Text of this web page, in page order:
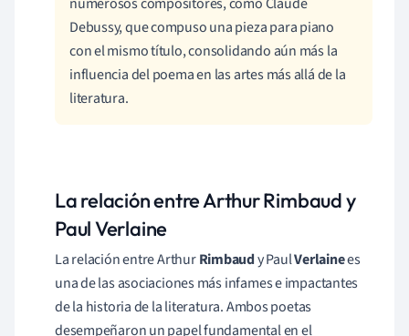
Debussy, que compuso una pieza para piano
con el mismo título, consolidando aún más la
influencia del poema en las artes más allá de la
literatura.
La relación entre Arthur Rimbaud y
Paul Verlaine
La relación entre ArthurRimbaudy PaulVerlainees
una de las asociaciones más infames e impactantes
de la historia de la literatura. Ambos poetas
desempeñaron un papel fundamental en el